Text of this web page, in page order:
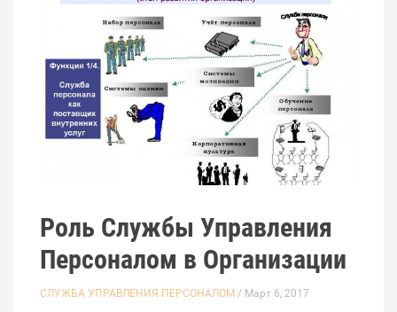
Роль Службы Управления
Персоналом в Организации
СЛУЖБА УПРАВЛЕНИЯ ПЕРСОНАЛОМ / Март 6, 2017